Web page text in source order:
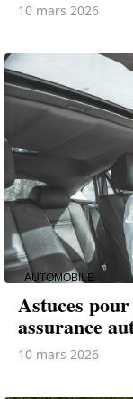
10 mars 2026
AUTOMOBILE
Astuces
assurance
10 mars 2026